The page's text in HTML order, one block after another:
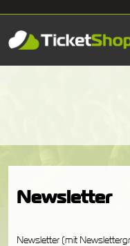
Newsletter
Newsletter (mit